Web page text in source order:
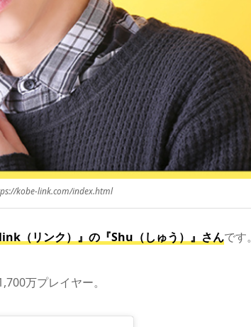
kobe-link.com/index.html
（リンク）』の『Shu（しゅう）』さんです。
万プレイヤー。